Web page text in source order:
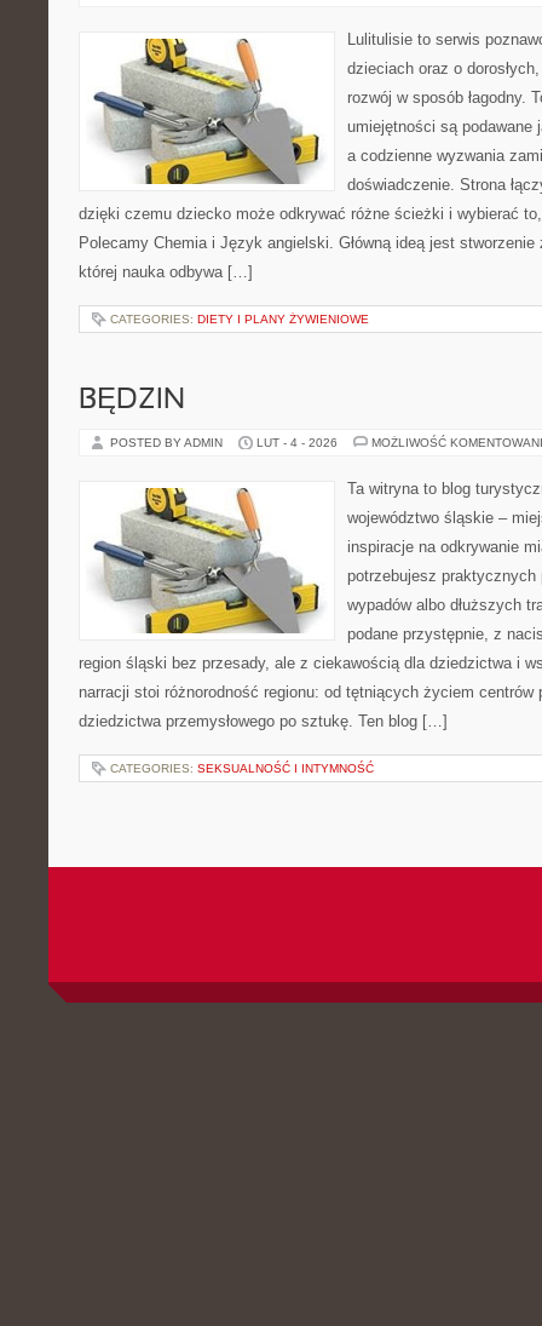
Lulitulisie to serwis
dzieciach oraz o
rozwój w sposób łagodny.
umiejętności są podawane
a codzienne wyzwania
doświadczenie. Strona
dzięki czemu dziecko może odkrywać różne ścieżki i wybierać
Polecamy Chemia i Język angielski. Główną ideą jest
której nauka odbywa […]
CATEGORIES: DIETY I PLANY ŻYWIENIOWE
BĘDZIN
POSTED BY ADMIN LUT - 4 - 2026 MOŻLIWOŚĆ
Ta witryna to blog
województwo śląskie –
inspiracje na odkrywanie
potrzebujesz praktycznych
wypadów albo dłuższych
podane przystępnie, z
region śląski bez przesady, ale z ciekawością dla dziedzictwa i
narracji stoi różnorodność regionu: od tętniących życiem centrów
dziedzictwa przemysłowego po sztukę. Ten blog […]
CATEGORIES: SEKSUALNOŚĆ I INTYMNOŚĆ